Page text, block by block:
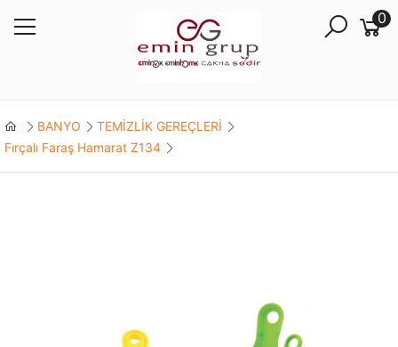
0
BANYO
TEMİZLİK GEREÇLERİ
Fırçalı Faraş Hamarat Z134